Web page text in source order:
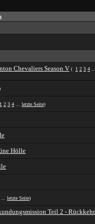
Chevaliers Season V ( 1 2 3 4
1 2 3 4 letzte Seite)
Hölle
letzte Seite)
Teil 2 - Rückkehr